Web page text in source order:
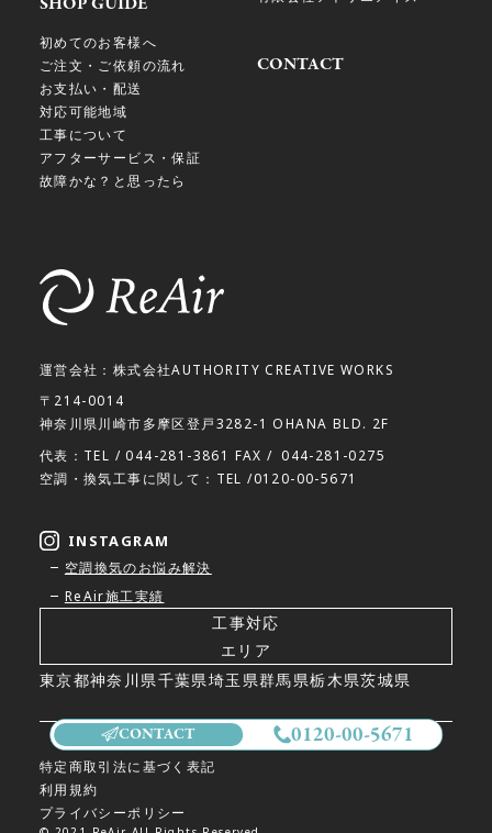
CONTACT 0120-00-5671
初めてのお客様へ
ご注文・ご依頼の流れ
お支払い・配送
対応可能地域
工事について
アフターサービス・保証
故障かな？と思ったら
CONTACT
運営会社：株式会社AUTHORITY CREATIVE WORKS
〒214-0014
神奈川県川崎市多摩区登戸3282-1 OHANA BLD. 2F
代表：TEL / 044-281-3861 FAX / 044-281-0275
空調・換気工事に関して：TEL /0120-00-5671
INSTAGRAM
空調換気のお悩み解決
ReAir施工実績
工事対応
エリア
東京都神奈川県千葉県埼玉県群馬県栃木県茨城県
特定商取引法に基づく表記
利用規約
プライバシーポリシー